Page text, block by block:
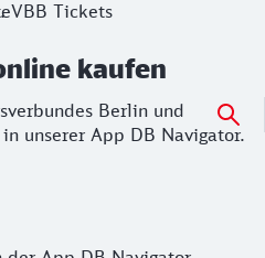
kaufen
VBB Tickets
kaufen
Berlin und
unserer App DB Navigator.